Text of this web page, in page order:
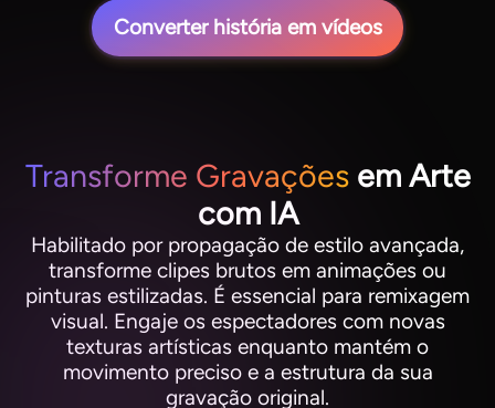
Converter história em vídeos
Transforme Gravações em Arte
com IA
Habilitado por propagação de estilo avançada,
transforme clipes brutos em animações ou
pinturas estilizadas. É essencial para remixagem
visual. Engaje os espectadores com novas
texturas artísticas enquanto mantém o
movimento preciso e a estrutura da sua
gravação original.